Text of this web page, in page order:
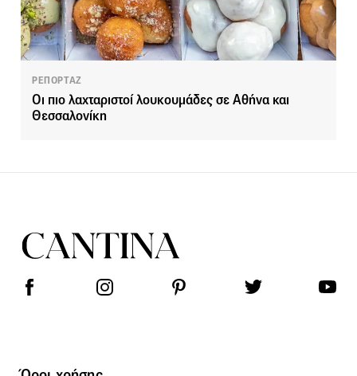
ΡΕΠΟΡΤΑΖ
Οι πιο λαχταριστοί λουκουμάδες σε Αθήνα και
Θεσσαλονίκη